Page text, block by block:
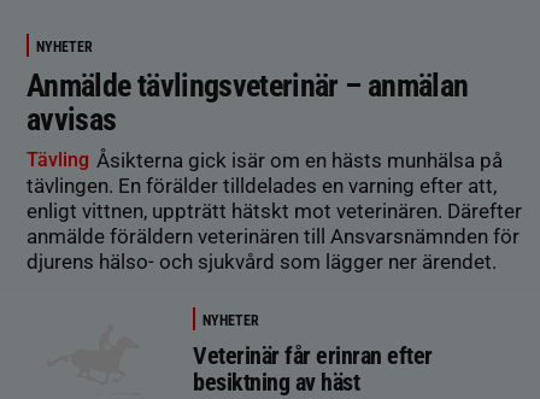
NYHETER
Anmälde tävlingsveterinär – anmälan
avvisas
Tävling Åsikterna gick isär om en hästs munhälsa på
tävlingen. En förälder tilldelades en varning efter att,
enligt vittnen, uppträtt hätskt mot veterinären. Därefter
anmälde föräldern veterinären till Ansvarsnämnden för
djurens hälso- och sjukvård som lägger ner ärendet.
NYHETER
Veterinär får erinran efter
besiktning av häst